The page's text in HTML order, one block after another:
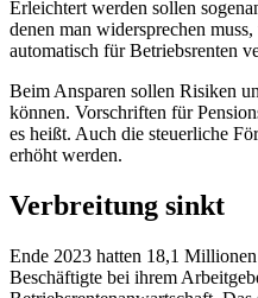
Erleichtert werden sollen
denen man widersprechen
automatisch für Betriebsrenten
Beim Ansparen sollen Risiken
können. Vorschriften für
es heißt. Auch die steuerliche
erhöht werden.
Verbreitung sinkt
Ende 2023 hatten 18,1
Beschäftigte bei ihrem